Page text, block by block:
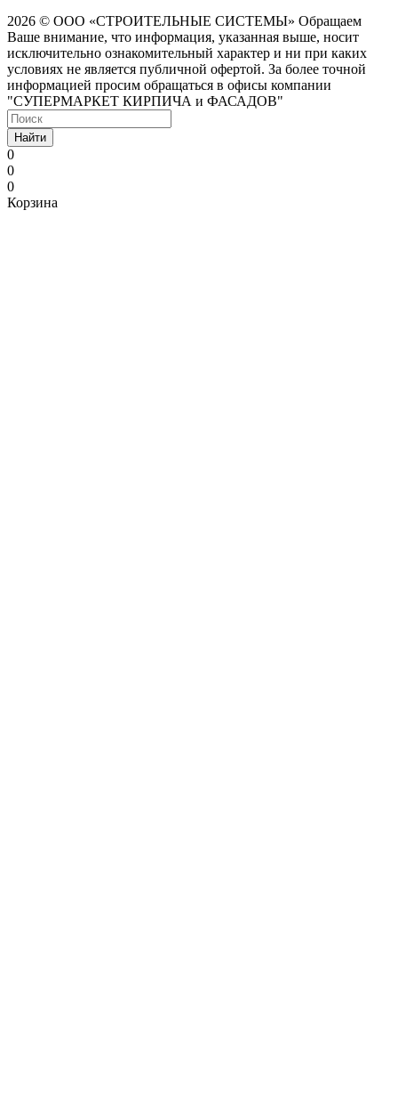
2026 © ООО «СТРОИТЕЛЬНЫЕ СИСТЕМЫ» Обращаем
Ваше внимание, что информация, указанная выше, носит
исключительно ознакомительный характер и ни при каких
условиях не является публичной офертой. За более точной
информацией просим обращаться в офисы компании
"СУПЕРМАРКЕТ КИРПИЧА и ФАСАДОВ"
Найти
0
0
0
Корзина